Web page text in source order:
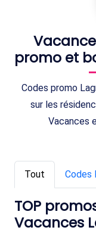
promo et
Codes promo
sur les
Vacances
Tout Codes
TOP
Vacances